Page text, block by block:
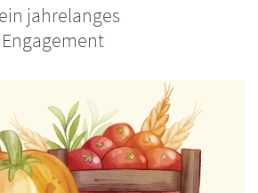
jahrelanges